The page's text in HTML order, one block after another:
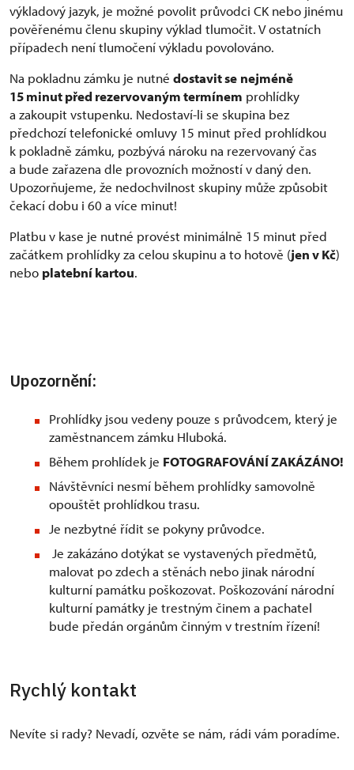
výkladový jazyk, je možné povolit průvodci CK nebo jinému
pověřenému členu skupiny výklad tlumočit. V ostatních
případech není tlumočení výkladu povolováno.
Na pokladnu zámku je nutné dostavit se nejméně
15 minut před rezervovaným termínem prohlídky
a zakoupit vstupenku. Nedostaví-li se skupina bez
předchozí telefonické omluvy 15 minut před prohlídkou
k pokladně zámku, pozbývá nároku na rezervovaný čas
a bude zařazena dle provozních možností v daný den.
Upozorňujeme, že nedochvilnost skupiny může způsobit
čekací dobu i 60 a více minut!
Platbu v kase je nutné provést minimálně 15 minut před
začátkem prohlídky za celou skupinu a to hotově (jen v Kč)
nebo platební kartou.
Upozornění:
Prohlídky jsou vedeny pouze s průvodcem, který je
zaměstnancem zámku Hluboká.
Během prohlídek je FOTOGRAFOVÁNÍ ZAKÁZÁNO!
Návštěvníci nesmí během prohlídky samovolně
opouštět prohlídkou trasu.
Je nezbytné řídit se pokyny průvodce.
Je zakázáno dotýkat se vystavených předmětů,
malovat po zdech a stěnách nebo jinak národní
kulturní památku poškozovat. Poškozování národní
kulturní památky je trestným činem a pachatel
bude předán orgánům činným v trestním řízení!
Rychlý kontakt
Nevíte si rady? Nevadí, ozvěte se nám, rádi vám poradíme.